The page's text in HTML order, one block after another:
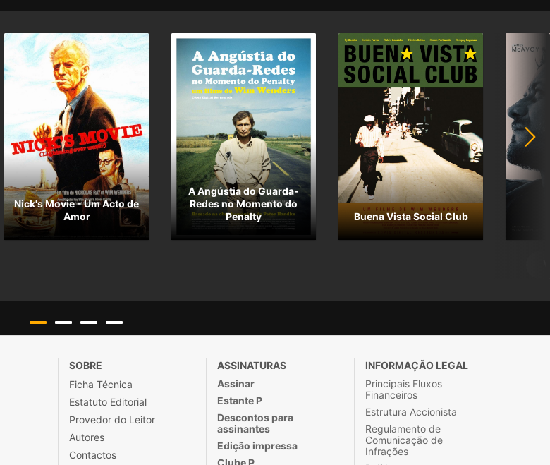
Nick's Movie - Um Acto de
Amor
A Angústia do Guarda-
Redes no Momento do
Penalty
Buena Vista Social Club
SOBRE
Ficha Técnica
Estatuto Editorial
Provedor do Leitor
Autores
Contactos
ASSINATURAS
Assinar
Estante P
Descontos para
assinantes
Edição impressa
Clube P
INFORMAÇÃO LEGAL
Principais Fluxos
Financeiros
Estrutura Accionista
Regulamento de
Comunicação de
Infrações